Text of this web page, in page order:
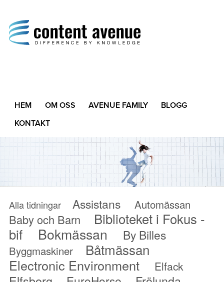
Difference by Knowledge
HEM OM OSS AVENUE FAMILY
BLOGG
KONTAKT
Alla tidningar Assistans Automässan
Baby och Barn
Biblioteket i Fokus -
bif
Bokmässan By Billes
Byggmaskiner Båtmässan
Electronic Environment Elfack